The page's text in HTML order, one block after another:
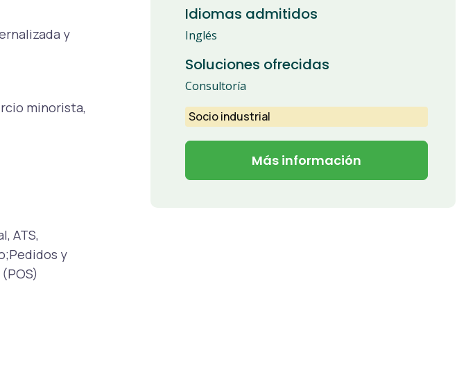
y
minorista,
ATS,
y
Idiomas admitidos
Inglés
Soluciones ofrecidas
Consultoría
Socio industrial
Más información